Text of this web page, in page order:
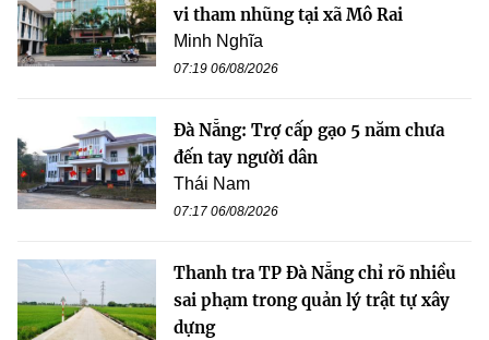
vi tham nhũng tại xã Mô Rai
Minh Nghĩa
07:19 06/08/2026
Đà Nẵng: Trợ cấp gạo 5 năm chưa
đến tay người dân
Thái Nam
07:17 06/08/2026
Thanh tra TP Đà Nẵng chỉ rõ nhiều
sai phạm trong quản lý trật tự xây
dựng